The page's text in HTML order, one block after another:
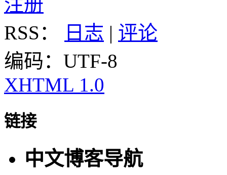
注册
RSS：
日志 | 评论
编码：UTF-8
XHTML 1.0
链接
中文博客导航